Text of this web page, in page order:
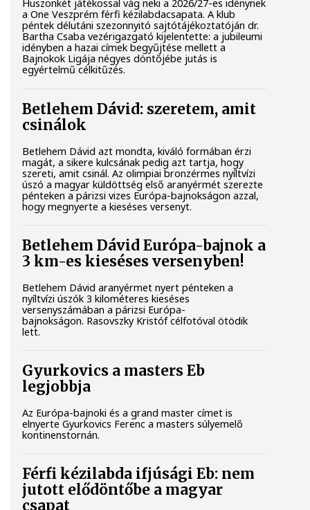
Huszonkét játékossal vág neki a 2026/27-es idénynek
a One Veszprém férfi kézilabdacsapata. A klub
péntek délutáni szezonnyitó sajtótájékoztatóján dr.
Bartha Csaba vezérigazgató kijelentette: a jubileumi
idényben a hazai címek begyűjtése mellett a
Bajnokok Ligája négyes döntőjébe jutás is
egyértelmű célkitűzés.
Betlehem Dávid: szeretem, amit
csinálok
Betlehem Dávid azt mondta, kiváló formában érzi
magát, a sikere kulcsának pedig azt tartja, hogy
szereti, amit csinál. Az olimpiai bronzérmes nyíltvízi
úszó a magyar küldöttség első aranyérmét szerezte
pénteken a párizsi vizes Európa-bajnokságon azzal,
hogy megnyerte a kieséses versenyt.
Betlehem Dávid Európa-bajnok a
3 km-es kieséses versenyben!
Betlehem Dávid aranyérmet nyert pénteken a
nyíltvízi úszók 3 kilométeres kieséses
versenyszámában a párizsi Európa-
bajnokságon. Rasovszky Kristóf célfotóval ötödik
lett.
Gyurkovics a masters Eb
legjobbja
Az Európa-bajnoki és a grand master címet is
elnyerte Gyurkovics Ferenc a masters súlyemelő
kontinenstornán.
Férfi kézilabda ifjúsági Eb: nem
jutott elődöntőbe a magyar
csapat